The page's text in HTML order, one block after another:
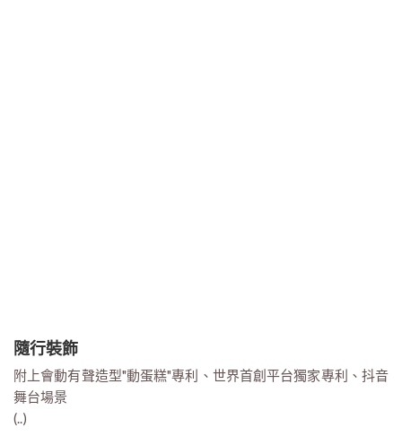
隨行裝飾
附上會動有聲造型"動蛋糕"專利、世界首創平台獨家專利、抖音
舞台場景
(..)